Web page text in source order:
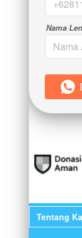
Nama
`
Tentang